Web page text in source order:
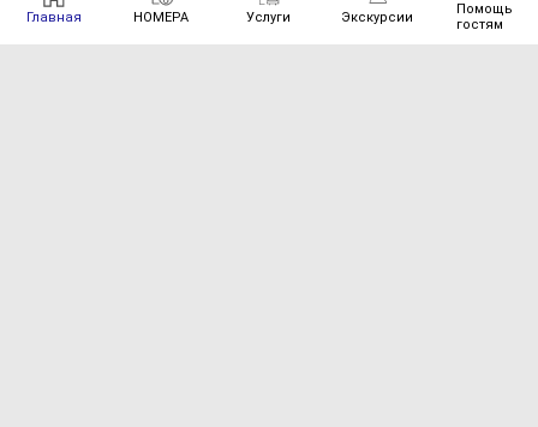
Главная НОМЕРА Услуги Экскурсии
Помощь
гостям